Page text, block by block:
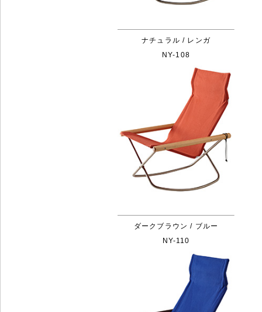
ナチュラル / レンガ
NY-108
ダークブラウン / ブルー
NY-110